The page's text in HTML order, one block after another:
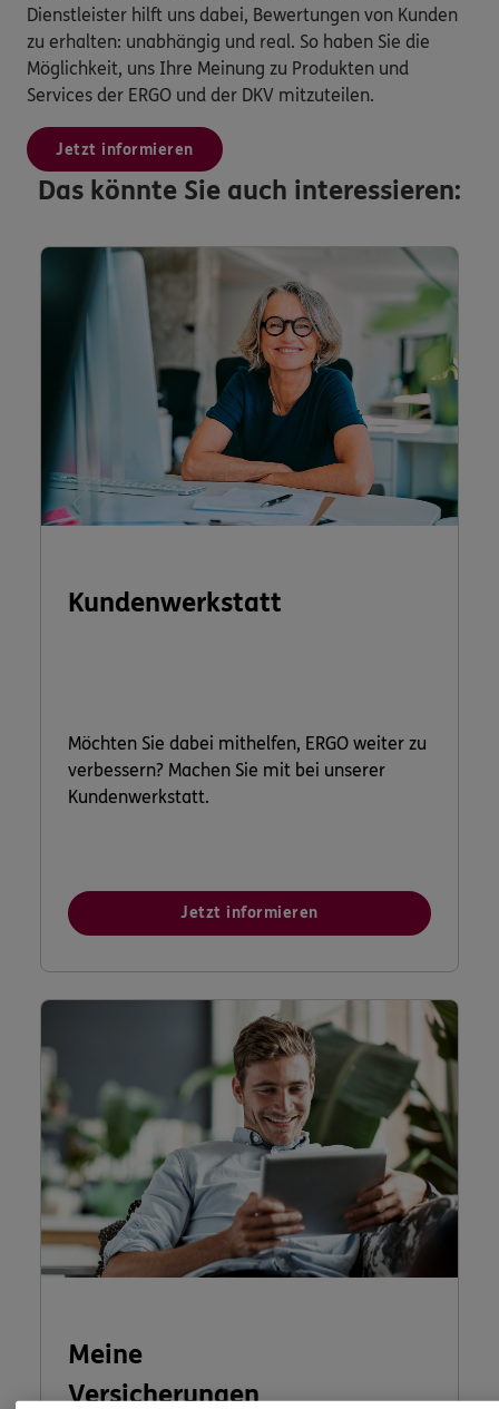
Dienstleister hilft uns dabei, Bewertungen von Kunden
zu erhalten: unabhängig und real. So haben Sie die
Möglichkeit, uns Ihre Meinung zu Produkten und
Services der ERGO und der DKV mitzuteilen.
Jetzt informieren
Das könnte Sie auch interessieren:
Kundenwerkstatt
Möchten Sie dabei mithelfen, ERGO weiter zu
verbessern? Machen Sie mit bei unserer
Kundenwerkstatt.
Jetzt informieren
Meine
Versicherungen